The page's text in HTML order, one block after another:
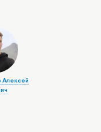
Алексей